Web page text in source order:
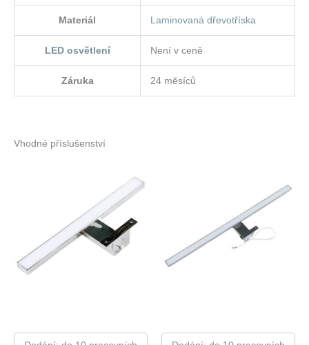
Materiál Laminovaná dřevotříska
LED osvětlení Není v ceně
Záruka 24 měsíců
Vhodné příslušenství